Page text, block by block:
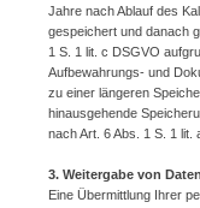
Jahre nach Ablauf des
gespeichert und danach
1 S. 1 lit. c DSGVO
Aufbewahrungs- und
zu einer längeren
hinausgehende
nach Art. 6 Abs. 1 S. 1 lit.
3. Weitergabe von
Eine Übermittlung Ihrer